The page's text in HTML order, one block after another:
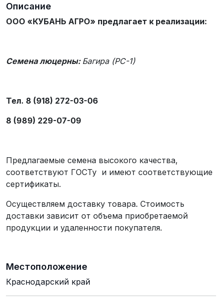
Описание
ООО «КУБАНЬ АГРО» предлагает к реализации:
Семена люцерны: Багира (РС-1)
Тел. 8 (918) 272-03-06
8 (989) 229-07-09
Предлагаемые семена высокого качества,
соответствуют ГОСТу и имеют соответствующие
сертификаты.
Осуществляем доставку товара. Стоимость
доставки зависит от объема приобретаемой
продукции и удаленности покупателя.
Местоположение
Краснодарский край